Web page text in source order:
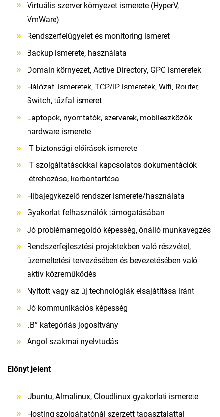
Virtuális szerver környezet ismerete (HyperV,
VmWare)
Rendszerfelügyelet és monitoring ismeret
Backup ismerete, használata
Domain környezet, Active Directory, GPO ismeretek
Hálózati ismeretek, TCP/IP ismeretek, Wifi, Router,
Switch, tűzfal ismeret
Laptopok, nyomtatók, szerverek, mobileszközök
hardware ismerete
IT biztonsági előírások ismerete
IT szolgáltatásokkal kapcsolatos dokumentációk
létrehozása, karbantartása
Hibajegykezelő rendszer ismerete/használata
Gyakorlat felhasználók támogatásában
Jó problémamegoldó képesség, önálló munkavégzés
Rendszerfejlesztési projektekben való részvétel,
üzemeltetési tervezésében és bevezetésében való
aktív közreműködés
Nyitott vagy az új technológiák elsajátítása iránt
Jó kommunikációs képesség
„B” kategóriás jogosítvány
Angol szakmai nyelvtudás
Előnyt jelent
Ubuntu, Almalinux, Cloudlinux gyakorlati ismerete
Hosting szolgáltatónál szerzett tapasztalattal